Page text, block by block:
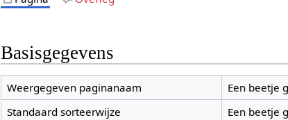
Basisgegevens
Weergegeven paginanaam
Een beetje
Standaard sorteerwijze
Een beetje